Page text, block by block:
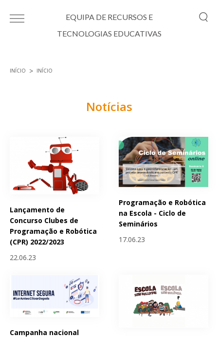
EQUIPA DE RECURSOS E
TECNOLOGIAS EDUCATIVAS
INÍCIO INÍCIO
Notícias
Lançamento de
Concurso Clubes de
Programação e Robótica
(CPR) 2022/2023
22.06.23
Programação e Robótica
na Escola - Ciclo de
Seminários
17.06.23
Campanha nacional
Páginas